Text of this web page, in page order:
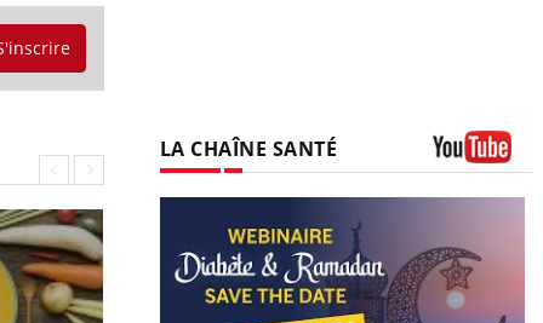
LA CHAÎNE SANTÉ